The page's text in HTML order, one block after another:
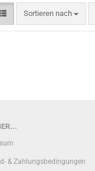
Sortieren nach
Sortieren nach
& Zahlungsbedingungen